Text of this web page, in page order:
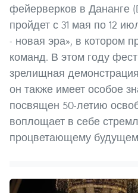
фейерверков в Дананге
пройдет с 31 мая по 12
- новая эра», в котором
команд. В этом году
зрелищная демонстрация
он также имеет особое
посвящен 50-летию
воплощает в себе
процветающему